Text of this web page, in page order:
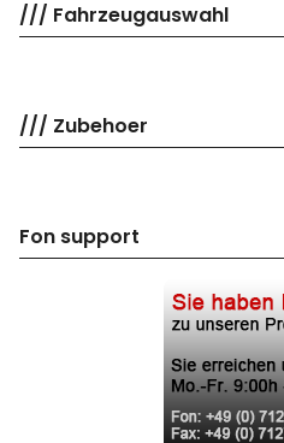
/// Fahrzeugauswahl
/// Zubehoer
Fon support